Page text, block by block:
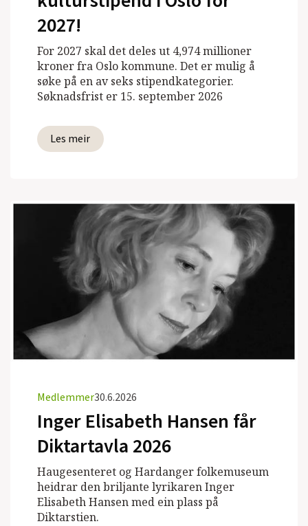
2027!
For 2027 skal det deles ut 4,974 millioner
kroner fra Oslo kommune. Det er mulig å
søke på en av seks stipendkategorier.
Søknadsfrist er 15. september 2026
Les meir
Medlemmer30.6.2026
Inger Elisabeth Hansen får
Diktartavla 2026
Haugesenteret og Hardanger folkemuseum
heidrar den briljante lyrikaren Inger
Elisabeth Hansen med ein plass på
Diktarstien.